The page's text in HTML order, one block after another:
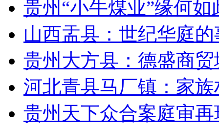
贵州“小牛煤业”缘何如
山西盂县：世纪华庭
贵州大方县：德盛商
河北青县马厂镇：家
贵州天下众合案庭审